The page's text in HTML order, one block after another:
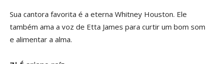
Sua cantora favorita é a eterna Whitney Houston. Ele
também ama a voz de Etta James para curtir um bom som
e alimentar a alma.